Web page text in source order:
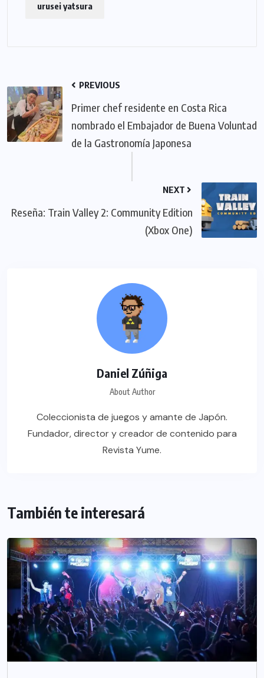
urusei yatsura
PREVIOUS
Primer chef residente en Costa Rica
nombrado el Embajador de Buena Voluntad
de la Gastronomía Japonesa
NEXT
Reseña: Train Valley 2: Community Edition
(Xbox One)
Daniel Zúñiga
About Author
Coleccionista de juegos y amante de Japón.
Fundador, director y creador de contenido para
Revista Yume.
También te interesará